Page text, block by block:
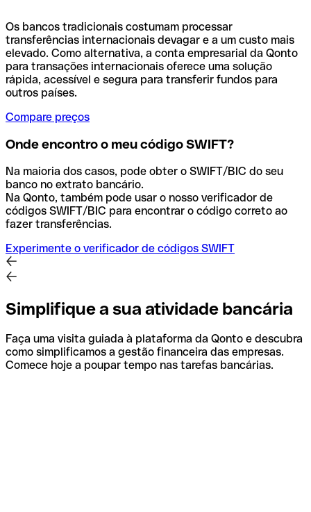
Os bancos tradicionais costumam processar
transferências internacionais devagar e a um custo mais
elevado. Como alternativa, a conta empresarial da Qonto
para transações internacionais oferece uma solução
rápida, acessível e segura para transferir fundos para
outros países.
Compare preços
Onde encontro o meu código SWIFT?
Na maioria dos casos, pode obter o SWIFT/BIC do seu
banco no extrato bancário.
Na Qonto, também pode usar o nosso verificador de
códigos SWIFT/BIC para encontrar o código correto ao
fazer transferências.
Experimente o verificador de códigos SWIFT
Simplifique a sua atividade bancária
Faça uma visita guiada à plataforma da Qonto e descubra
como simplificamos a gestão financeira das empresas.
Comece hoje a poupar tempo nas tarefas bancárias.